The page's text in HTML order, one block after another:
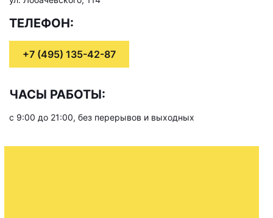
ТЕЛЕФОН:
+7 (495) 135-42-87
ЧАСЫ РАБОТЫ:
с 9:00 до 21:00, без перерывов и выходных